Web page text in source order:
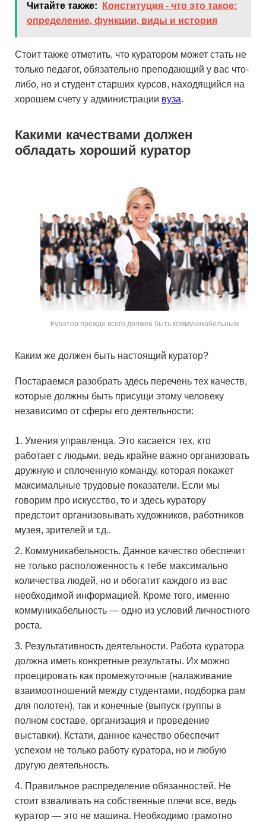
Читайте также:
Конституция - что это такое:
определение, функции, виды и история
Стоит также отметить, что куратором может стать не
только педагог, обязательно преподающий у вас что-
либо, но и студент старших курсов, находящийся на
хорошем счету у администрации вуза.
Какими качествами должен
обладать хороший куратор
Куратор прежде всего должен быть коммуникабельным
Каким же должен быть настоящий куратор?
Постараемся разобрать здесь перечень тех качеств,
которые должны быть присущи этому человеку
независимо от сферы его деятельности:
Умения управленца. Это касается тех, кто
работает с людьми, ведь крайне важно организовать
дружную и сплоченную команду, которая покажет
максимальные трудовые показатели. Если мы
говорим про искусство, то и здесь куратору
предстоит организовывать художников, работников
музея, зрителей и т.д..
Коммуникабельность. Данное качество обеспечит
не только расположенность к тебе максимально
количества людей, но и обогатит каждого из вас
необходимой информацией. Кроме того, именно
коммуникабельность — одно из условий личностного
роста.
Результативность деятельности. Работа куратора
должна иметь конкретные результаты. Их можно
проецировать как промежуточные (налаживание
взаимоотношений между студентами, подборка рам
для полотен), так и конечные (выпуск группы в
полном составе, организация и проведение
выставки). Кстати, данное качество обеспечит
успехом не только работу куратора, но и любую
другую деятельность.
Правильное распределение обязанностей. Не
стоит взваливать на собственные плечи все, ведь
куратор — это не машина. Необходимо грамотно